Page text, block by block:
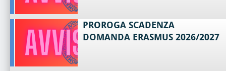
PROROGA SCADENZA
DOMANDA ERASMUS 2026/2027